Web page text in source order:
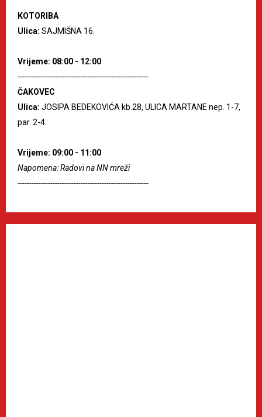
KOTORIBA
Ulica: SAJMIŠNA 16.
Vrijeme: 08:00 - 12:00
--------------------------------------------------------
ČAKOVEC
Ulica: JOSIPA BEDEKOVIĆA kb.28, ULICA MARTANE nep. 1-7,
par. 2-4.
Vrijeme: 09:00 - 11:00
Napomena: Radovi na NN mreži
--------------------------------------------------------